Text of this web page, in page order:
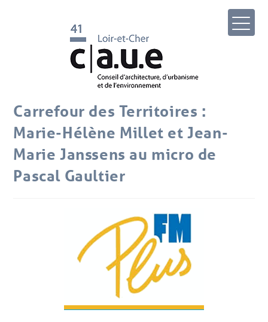
Carrefour des Territoires :
Marie-Hélène Millet et Jean-
Marie Janssens au micro de
Pascal Gaultier